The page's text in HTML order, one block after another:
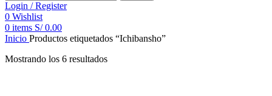
Login / Register
0 Wishlist
0 items S/0.00
Inicio Productos etiquetados “Ichibansho”
Mostrando los 6 resultados